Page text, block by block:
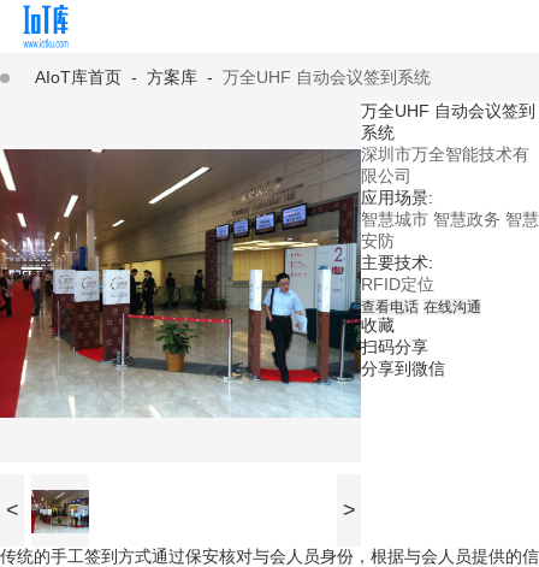
AIoT库首页 - 方案库 - 万全UHF 自动会议签到系统
< >
万全UHF 自动会议签到
系统
深圳市万全智能技术有
限公司
应用场景:
智慧城市 智慧政务 智慧
安防
主要技术:
RFID定位
查看电话 在线沟通
收藏
扫码分享
分享到微信
传统的手工签到方式通过保安核对与会人员身份，根据与会人员提供的信